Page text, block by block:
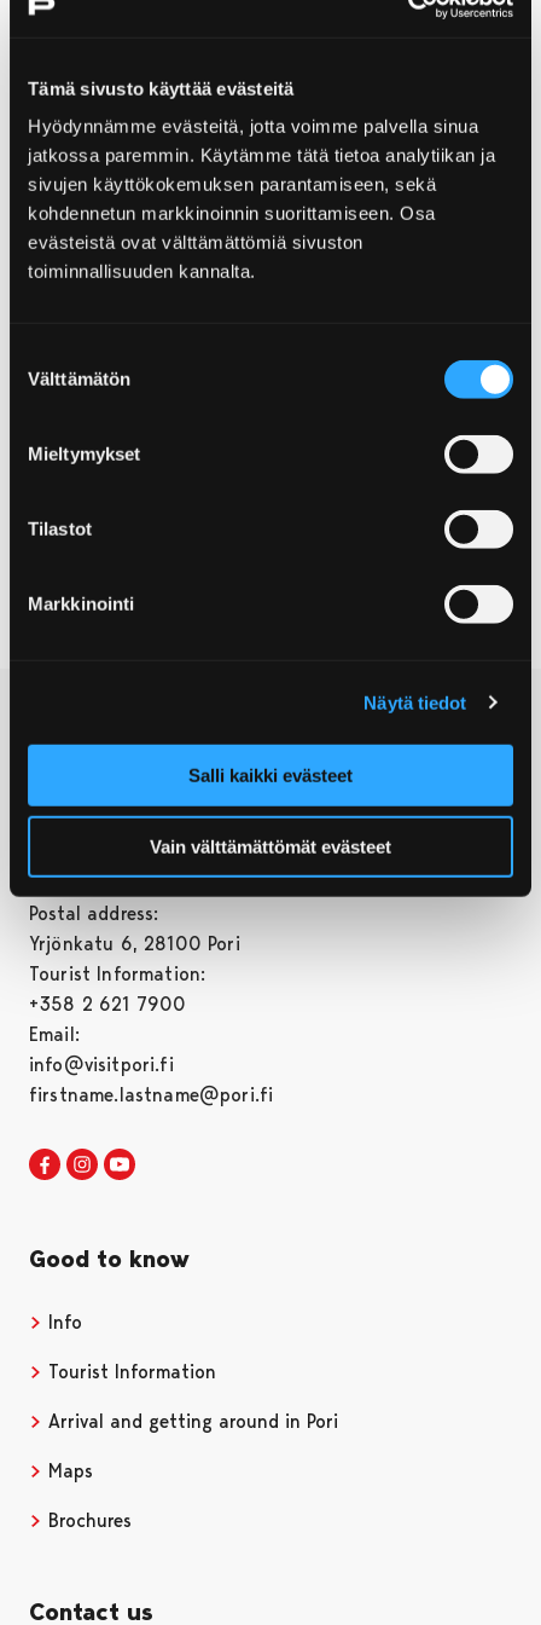
Tämä sivusto käyttää evästeitä
Hyödynnämme evästeitä, jotta voimme palvella sinua
jatkossa paremmin. Käytämme tätä tietoa analytiikan ja
sivujen käyttökokemuksen parantamiseen, sekä
kohdennetun markkinoinnin suorittamiseen. Osa
evästeistä ovat välttämättömiä sivuston
toiminnallisuuden kannalta.
valinta
Välttämätön
Mieltymykset
Tilastot
Markkinointi
Näytä tiedot
Salli kaikki evästeet
Vain välttämättömät evästeet
Postal address:
Yrjönkatu 6, 28100 Pori
Tourist Information:
+358 2 621 7900
Email:
info@visitpori.fi
firstname.lastname@pori.fi
Visit Pori in Facebook
Opens in a new tab
Visit Pori in Instagram
Opens in a new tab
Good to know
Info
Tourist Information
Arrival and getting around in Pori
Maps
Brochures
Contact us